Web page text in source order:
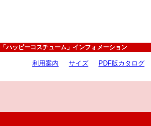
「ハッピーコスチューム」インフォメーション
利用案内 サイズ PDF版カタログ